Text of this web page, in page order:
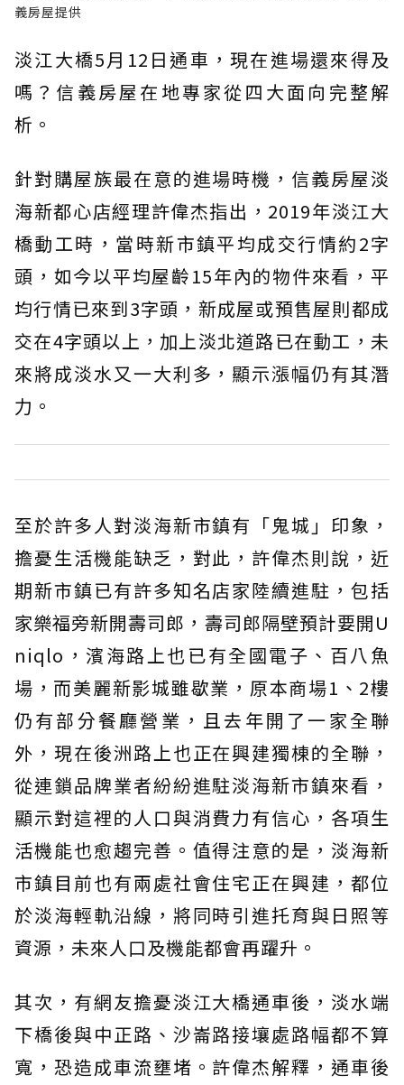
義房屋提供
淡江大橋5月12日通車，現在進場還來得及
嗎？信義房屋在地專家從四大面向完整解
析。
針對購屋族最在意的進場時機，信義房屋淡
海新都心店經理許偉杰指出，2019年淡江大
橋動工時，當時新市鎮平均成交行情約2字
頭，如今以平均屋齡15年內的物件來看，平
均行情已來到3字頭，新成屋或預售屋則都成
交在4字頭以上，加上淡北道路已在動工，未
來將成淡水又一大利多，顯示漲幅仍有其潛
力。
至於許多人對淡海新市鎮有「鬼城」印象，
擔憂生活機能缺乏，對此，許偉杰則說，近
期新市鎮已有許多知名店家陸續進駐，包括
家樂福旁新開壽司郎，壽司郎隔壁預計要開U
niqlo，濱海路上也已有全國電子、百八魚
場，而美麗新影城雖歇業，原本商場1、2樓
仍有部分餐廳營業，且去年開了一家全聯
外，現在後洲路上也正在興建獨棟的全聯，
從連鎖品牌業者紛紛進駐淡海新市鎮來看，
顯示對這裡的人口與消費力有信心，各項生
活機能也愈趨完善。值得注意的是，淡海新
市鎮目前也有兩處社會住宅正在興建，都位
於淡海輕軌沿線，將同時引進托育與日照等
資源，未來人口及機能都會再躍升。
其次，有網友擔憂淡江大橋通車後，淡水端
下橋後與中正路、沙崙路接壤處路幅都不算
寬，恐造成車流壅堵。許偉杰解釋，通車後